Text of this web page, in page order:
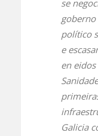
se
goberno
político
e
en
Galicia